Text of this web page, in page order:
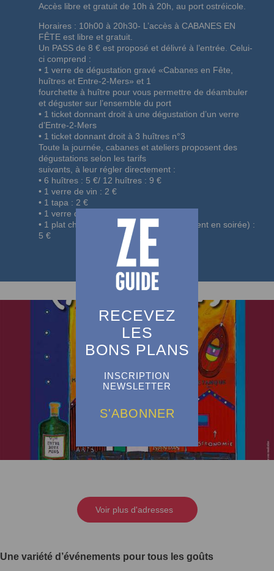
RECEVEZ
LES
BONS PLANS
INSCRIPTION
NEWSLETTER
S'ABONNER
Accès libre et gratuit de 10h à 20h, au port ostréicole.
Horaires : 10h00 à 20h30- L’accès à CABANES EN
FÊTE est libre et gratuit.
Un PASS de 8 € est proposé et délivré à l’entrée. Celui-
ci comprend :
• 1 verre de dégustation gravé «Cabanes en Fête,
huîtres et Entre-2-Mers» et 1
fourchette à huître pour vous permettre de déambuler
et déguster sur l’ensemble du port
• 1 ticket donnant droit à une dégustation d’un verre
d’Entre-2-Mers
• 1 ticket donnant droit à 3 huîtres n°3
Toute la journée, cabanes et ateliers proposent des
dégustations selon les tarifs
suivants, à leur régler directement :
• 6 huîtres : 5 €/ 12 huîtres : 9 €
• 1 verre de vin : 2 €
• 1 tapa : 2 €
• 1 verre de boisson non alcoolisée : 1 €
• 1 plat chaud servi en assiette (uniquement en soirée) :
5 €
Voir plus d'adresses
Une variété d’événements pour tous les goûts